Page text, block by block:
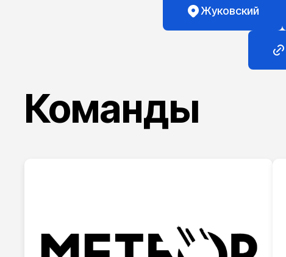
Жуковский
Команды